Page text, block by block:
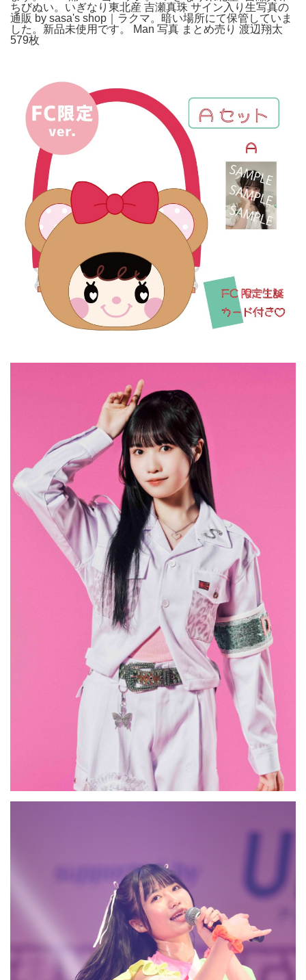
ちびぬい。いぎなり東北産 吉瀬真珠 サイン入り生写真の
通販 by sasa's shop｜ラクマ。暗い場所にて保管していま
した。新品未使用です。 Man 写真 まとめ売り 渡辺翔太
579枚